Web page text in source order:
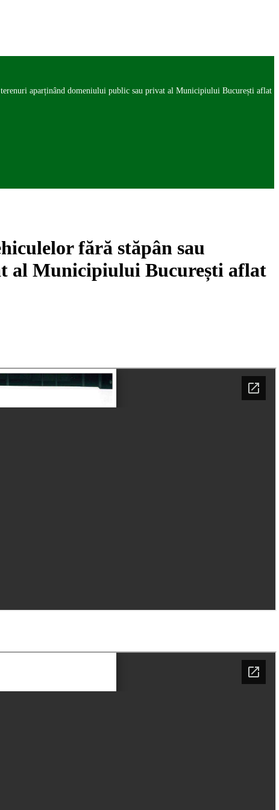
aparținând domeniului public sau privat al Municipiului București aflat
fără stăpân sau
al Municipiului București aflat